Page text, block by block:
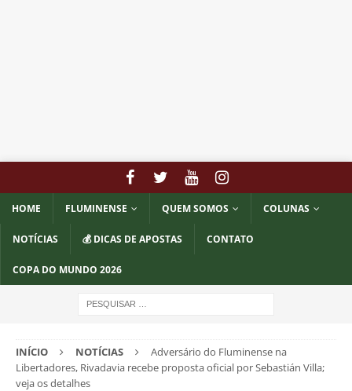
HOME FLUMINENSE QUEM SOMOS COLUNAS
NOTÍCIAS 💰 DICAS DE APOSTAS CONTATO
COPA DO MUNDO 2026
INÍCIO NOTÍCIAS
Adversário do Fluminense na
Libertadores, Rivadavia recebe proposta oficial por Sebastián Villa;
veja os detalhes